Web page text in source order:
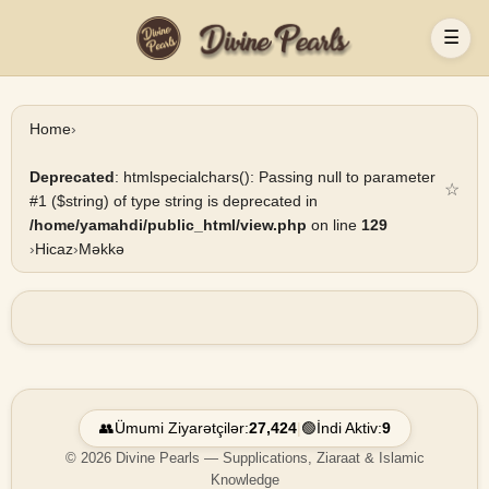
☰
Home›
Deprecated: htmlspecialchars(): Passing null to parameter
#1 ($string) of type string is deprecated in
/home/yamahdi/public_html/view.php on line 129
›Hicaz›Məkkə
☆
👥Ümumi Ziyarətçilər:27,424| 🟢 İndi Aktiv:9
© 2026 Divine Pearls — Supplications, Ziaraat & Islamic
Knowledge